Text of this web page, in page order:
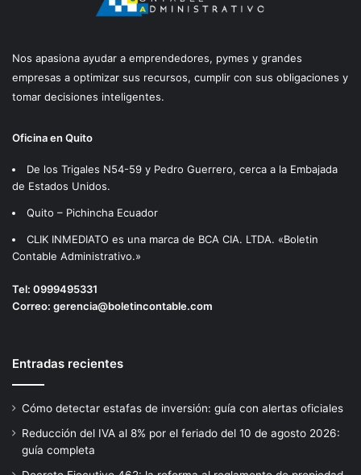
Nos apasiona ayudar a emprendedores, pymes y grandes
empresas a optimizar sus recursos, cumplir con sus obligaciones y
tomar decisiones inteligentes.
Oficina en Quito
De los Trigales N54-59 y Pedro Guerrero, cerca a la Embajada
de Estados Unidos.
Quito – Pichincha Ecuador
CLIK INMEDIATO es una marca de BCA CIA. LTDA. «Boletin
Contable Administrativo.»
Tel: 0999495331
Correo: gerencia@boletincontable.com
Entradas recientes
Cómo detectar estafas de inversión: guía con alertas oficiales
Reducción del IVA al 8% por el feriado del 10 de agosto 2026:
guía completa